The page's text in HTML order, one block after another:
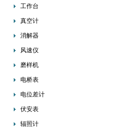
工作台
真空计
消解器
风速仪
磨样机
电桥表
电位差计
伏安表
辐照计